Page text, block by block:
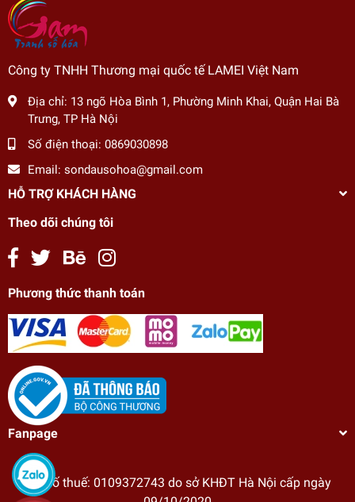
Công ty TNHH Thương mại quốc tế LAMEI Việt Nam
Địa chỉ: 13 ngõ Hòa Bình 1, Phường Minh Khai, Quận Hai Bà
Trưng, TP Hà Nội
Số điện thoại: 0869030898
Email: sondausohoa@gmail.com
HỖ TRỢ KHÁCH HÀNG
Theo dõi chúng tôi
Phương thức thanh toán
Fanpage
Mã số thuế: 0109372743 do sở KHĐT Hà Nội cấp ngày
undefined